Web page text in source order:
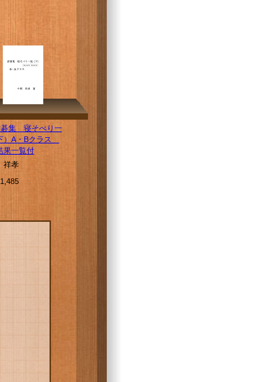
碁集 寝そべり一
）A・Bクラス
果一覧付
孝